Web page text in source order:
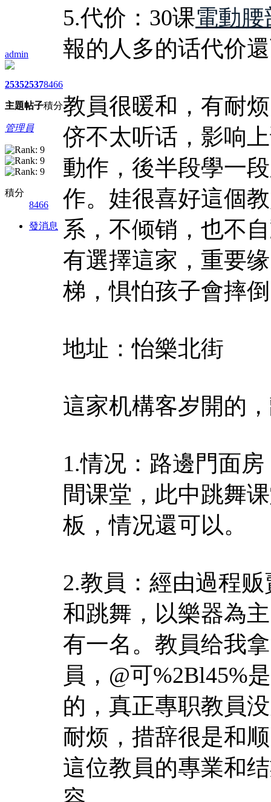
admin
2535
主題
2537
帖子
8466
積分
管理員
積分
8466
發消息
5.代价：30课電動
報的人多的话代价
教員很暖和，有耐
侪不太听话，影响
動作，後半段學一
作。娃很喜好這個
系，不倾销，也不
有選擇這家，重要
梯，惧怕孩子會摔
地址：怡樂北街
這家机構客岁開的
1.情况：路邊門面
間课堂，此中跳舞
板，情况還可以。
2.教員：經由過程
和跳舞，以樂器為
有一名。教員给我
員，@可%2Bl45%
的，真正專职教員
耐烦，措辞很是和
這位教員的專業和